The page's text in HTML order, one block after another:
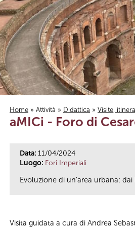
Tu sei qui
Home » Attività » Didattica » Visite,
aMICi - Foro di
Data: 11/04/2024
Luogo: Fori Imperiali
Evoluzione di un’area urbana:
Visita guidata a cura di Andrea